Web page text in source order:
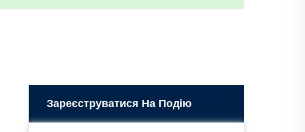
Зареєструватися На Подію